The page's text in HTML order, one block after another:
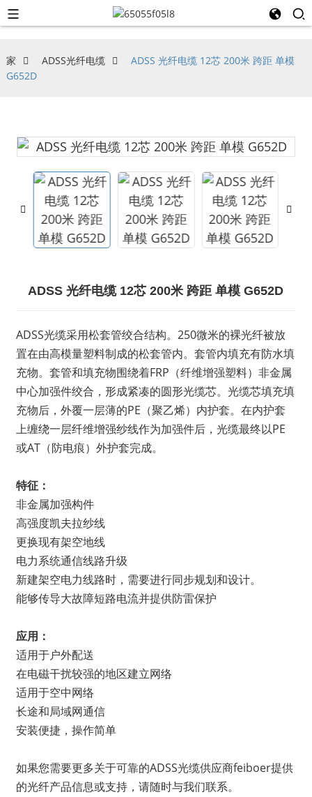
家 ADSS光纤电缆
ADSS 光纤电缆 12芯 200米 跨距 单模
G652D
ADSS 光纤电缆 12芯 200米 跨距 单模 G652D
ADSS光缆采用松套管绞合结构。250微米的裸光纤被放
置在由高模量塑料制成的松套管内。套管内填充有防水填
充物。套管和填充物围绕着FRP（纤维增强塑料）非金属
中心加强件绞合，形成紧凑的圆形光缆芯。光缆芯填充填
充物后，外覆一层薄的PE（聚乙烯）内护套。在内护套
上缠绕一层纤维增强纱线作为加强件后，光缆最终以PE
或AT（防电痕）外护套完成。
特征：
非金属加强构件
高强度凯夫拉纱线
更换现有架空地线
电力系统通信线路升级
新建架空电力线路时，需要进行同步规划和设计。
能够传导大故障短路电流并提供防雷保护
应用：
适用于户外配送
在电磁干扰较强的地区建立网络
适用于空中网络
长途和局域网通信
安装便捷，操作简单
如果您需要更多关于可靠的ADSS光缆供应商feiboer提供
的光纤产品信息或支持，请随时与我们联系。